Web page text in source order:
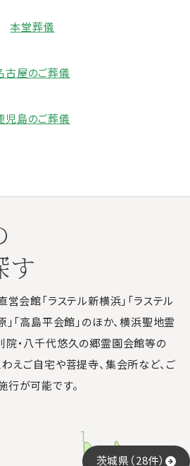
本堂葬儀
古屋のご葬儀
児島のご葬儀
す
営会館「ラステル新横浜」「ラステル
」「高島平会館」のほか、横浜聖地霊
院・八千代悠久の郷霊園会館等の
えご自宅や菩提寺、集会所など、ご
が可能です。
茨城県（28件）